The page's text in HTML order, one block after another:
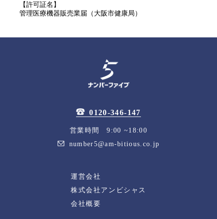
【許可証名】
管理医療機器販売業届（大阪市健康局）
0120-346-147
営業時間 9:00 ~18:00
number5@am-bitious.co.jp
運営会社
株式会社アンビシャス
会社概要